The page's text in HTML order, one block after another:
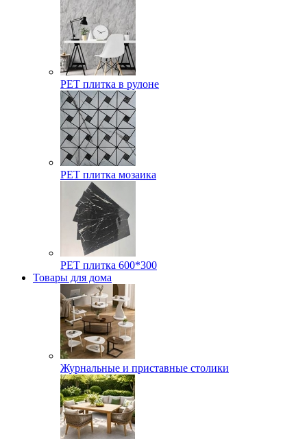
РЕТ плитка в рулоне
РЕТ плитка мозаика
РЕТ плитка 600*300
Товары для дома
Журнальные и приставные столики